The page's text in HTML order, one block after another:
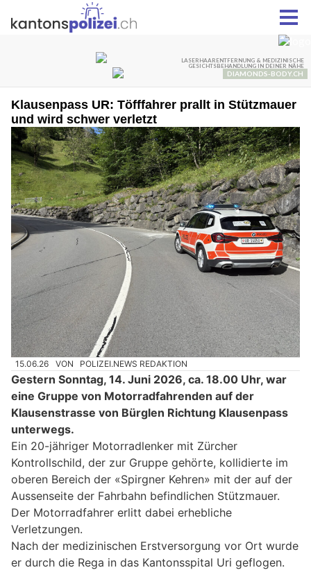
Klausenpass UR: Töfffahrer prallt in Stützmauer
und wird schwer verletzt
15.06.26 VON POLIZEI.NEWS REDAKTION
Gestern Sonntag, 14. Juni 2026, ca. 18.00 Uhr, war
eine Gruppe von Motorradfahrenden auf der
Klausenstrasse von Bürglen Richtung Klausenpass
unterwegs.
Ein 20-jähriger Motorradlenker mit Zürcher
Kontrollschild, der zur Gruppe gehörte, kollidierte im
oberen Bereich der «Spirgner Kehren» mit der auf der
Aussenseite der Fahrbahn befindlichen Stützmauer.
Der Motorradfahrer erlitt dabei erhebliche
Verletzungen.
Nach der medizinischen Erstversorgung vor Ort wurde
er durch die Rega in das Kantonsspital Uri geflogen.